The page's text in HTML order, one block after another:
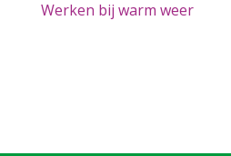
Werken bij warm weer